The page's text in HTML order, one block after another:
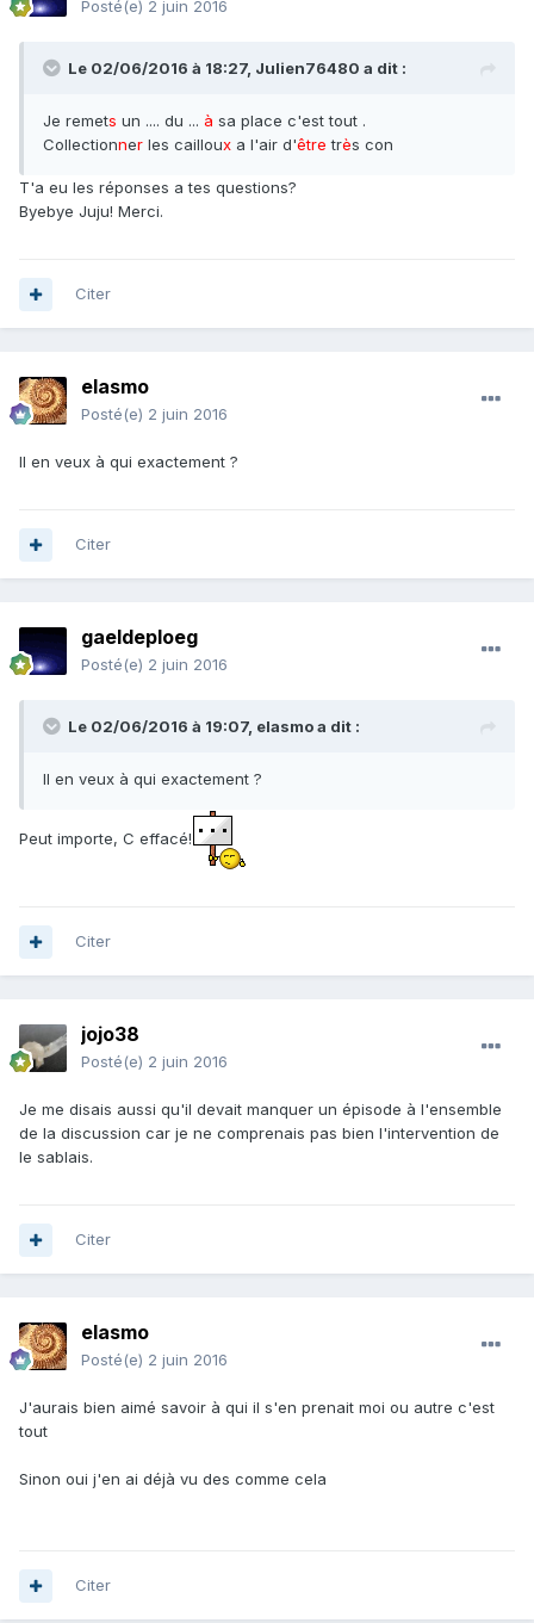
Posté(e) 2 juin 2016
Le 02/06/2016 à 18:27, Julien76480 a dit :
Je remets un .... du ... à sa place c'est tout .
Collectionner les cailloux a l'air d'être très con
T'a eu les réponses a tes questions?
Byebye Juju! Merci.
Citer
elasmo
Posté(e) 2 juin 2016
Il en veux à qui exactement ?
Citer
gaeldeploeg
Posté(e) 2 juin 2016
Le 02/06/2016 à 19:07, elasmoa dit :
Il en veux à qui exactement ?
Peut importe, C effacé!
Citer
jojo38
Posté(e) 2 juin 2016
Je me disais aussi qu'il devait manquer un épisode à l'ensemble
de la discussion car je ne comprenais pas bien l'intervention de
le sablais.
Citer
elasmo
Posté(e) 2 juin 2016
J'aurais bien aimé savoir à qui il s'en prenait moi ou autre c'est
tout
Sinon oui j'en ai déjà vu des comme cela
Citer